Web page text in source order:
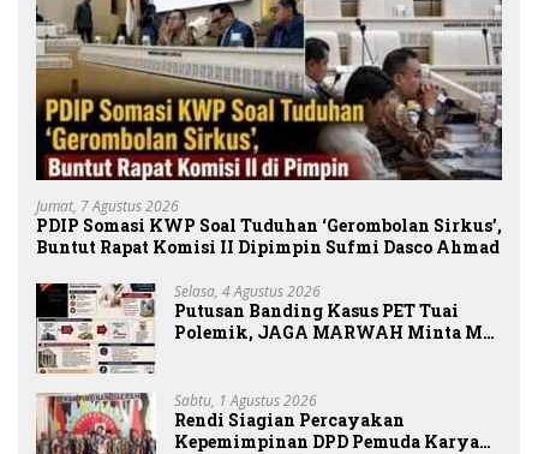
Jumat, 7 Agustus 2026
PDIP Somasi KWP Soal Tuduhan ‘Gerombolan Sirkus’,
Buntut Rapat Komisi II Dipimpin Sufmi Dasco Ahmad
Selasa, 4 Agustus 2026
Putusan Banding Kasus PET Tuai
Polemik, JAGA MARWAH Minta MA
Sabtu, 1 Agustus 2026
Rendi Siagian Percayakan
Kepemimpinan DPD Pemuda Karya